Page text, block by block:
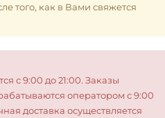
того, как в Вами свяжется
с 9:00 до 21:00. Заказы
оператором с 9:00
доставка осуществляется